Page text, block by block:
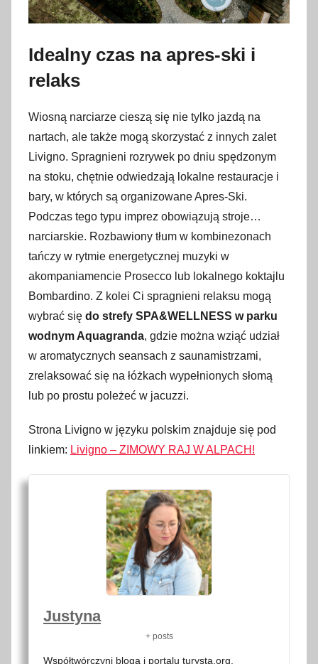
Idealny czas na apres-ski i
relaks
Wiosną narciarze cieszą się nie tylko jazdą na
nartach, ale także mogą skorzystać z innych zalet
Livigno. Spragnieni rozrywek po dniu spędzonym
na stoku, chętnie odwiedzają lokalne restauracje i
bary, w których są organizowane Apres-Ski.
Podczas tego typu imprez obowiązują stroje…
narciarskie. Rozbawiony tłum w kombinezonach
tańczy w rytmie energetycznej muzyki w
akompaniamencie Prosecco lub lokalnego koktajlu
Bombardino. Z kolei Ci spragnieni relaksu mogą
wybrać się do strefy SPA&WELLNESS w parku
wodnym Aquagranda, gdzie można wziąć udział
w aromatycznych seansach z saunamistrzami,
zrelaksować się na łóżkach wypełnionych słomą
lub po prostu poleżeć w jacuzzi.
Strona Livigno w języku polskim znajduje się pod
linkiem: Livigno – ZIMOWY RAJ W ALPACH!
Justyna
+ posts
Współtwórczyni bloga i portalu turysta.org.